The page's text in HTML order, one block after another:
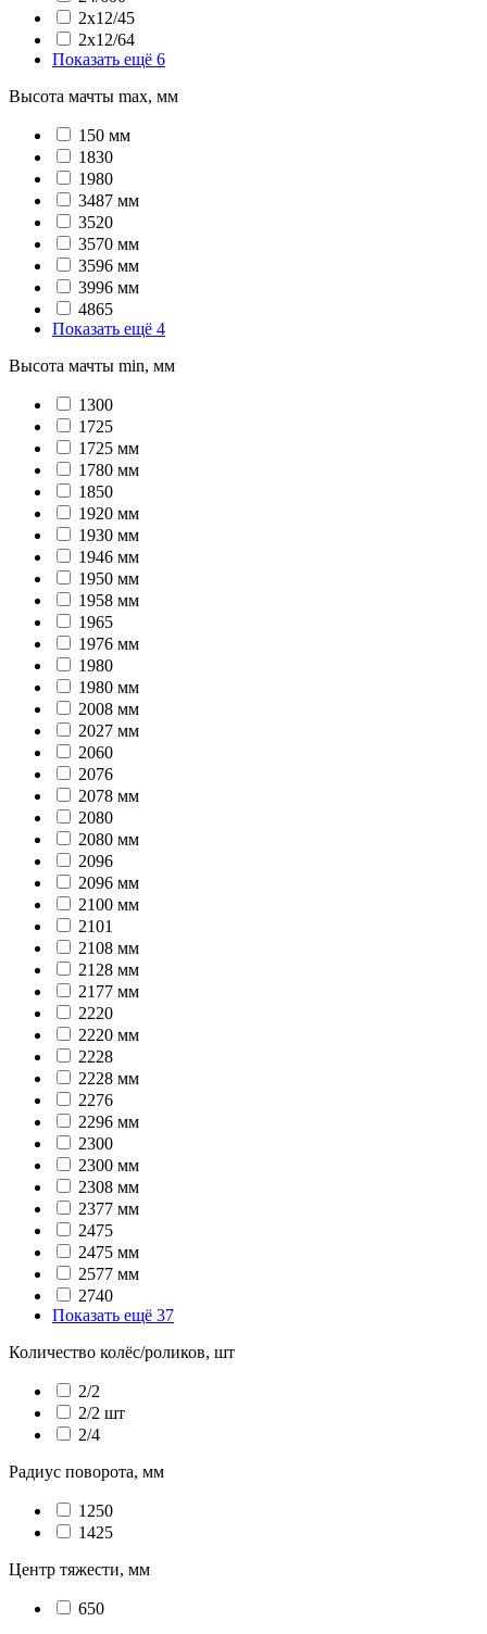
2x12/45
2x12/64
Показать ещё 6
Высота мачты max, мм
150 мм
1830
1980
3487 мм
3520
3570 мм
3596 мм
3996 мм
4865
Показать ещё 4
Высота мачты min, мм
1300
1725
1725 мм
1780 мм
1850
1920 мм
1930 мм
1946 мм
1950 мм
1958 мм
1965
1976 мм
1980
1980 мм
2008 мм
2027 мм
2060
2076
2078 мм
2080
2080 мм
2096
2096 мм
2100 мм
2101
2108 мм
2128 мм
2177 мм
2220
2220 мм
2228
2228 мм
2276
2296 мм
2300
2300 мм
2308 мм
2377 мм
2475
2475 мм
2577 мм
2740
Показать ещё 37
Количество колёс/роликов, шт
2/2
2/2 шт
2/4
Радиус поворота, мм
1250
1425
Центр тяжести, мм
650